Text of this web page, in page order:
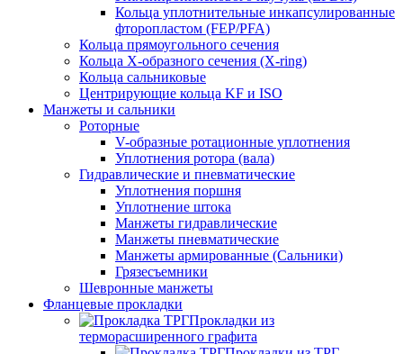
Кольца уплотнительные инкапсулированные
фторопластом (FEP/PFA)
Кольца прямоугольного сечения
Кольца Х-образного сечения (X-ring)
Кольца сальниковые
Центрирующие кольца KF и ISO
Манжеты и сальники
Роторные
V-образные ротационные уплотнения
Уплотнения ротора (вала)
Гидравлические и пневматические
Уплотнения поршня
Уплотнение штока
Манжеты гидравлические
Манжеты пневматические
Манжеты армированные (Сальники)
Грязесъемники
Шевронные манжеты
Фланцевые прокладки
Прокладки из
терморасширенного графита